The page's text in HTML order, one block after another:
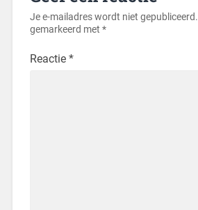
Je e-mailadres wordt niet gepubliceerd.
gemarkeerd met *
Reactie *